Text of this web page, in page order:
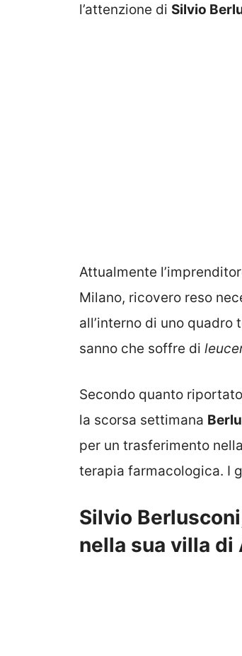
l’attenzione di Silvio
Attualmente
Milano, ricovero reso
all’interno di uno
sanno che soffre di
Secondo quanto
la scorsa settimana
per un trasferimento
terapia farmacologica. I
Silvio
nella sua villa di